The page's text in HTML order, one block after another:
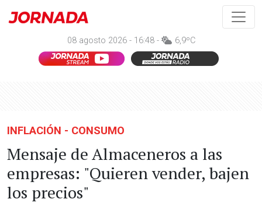
08 agosto 2026 - 16:48 - 6,9ºC
INFLACIÓN - CONSUMO
Mensaje de Almaceneros a las
empresas: "Quieren vender, bajen
los precios"